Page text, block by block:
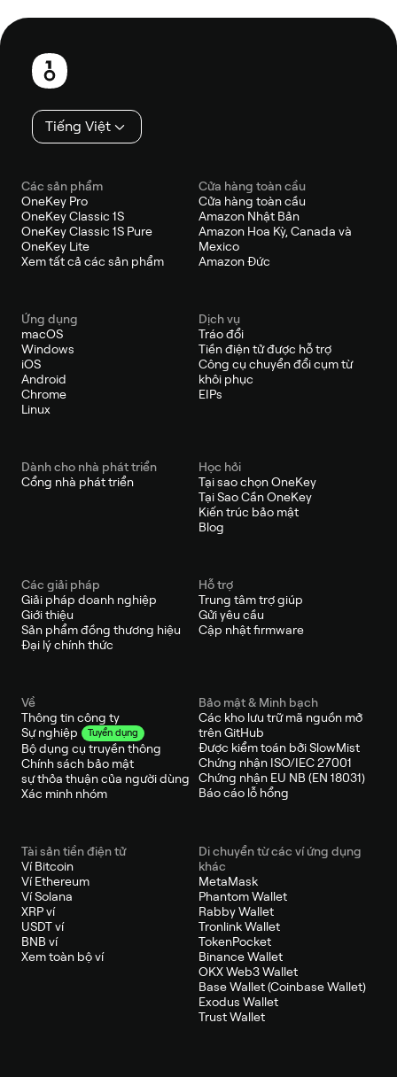
Chân
trang
Tiếng Việt
Các sản phẩm
OneKey Pro
OneKey Classic 1S
OneKey Classic 1S Pure
OneKey Lite
Xem tất cả các sản phẩm
Cửa hàng toàn cầu
Cửa hàng toàn cầu
Amazon Nhật Bản
Amazon Hoa Kỳ, Canada và
Mexico
Amazon Đức
Ứng dụng
macOS
Windows
iOS
Android
Chrome
Linux
Dịch vụ
Tráo đổi
Tiền điện tử được hỗ trợ
Công cụ chuyển đổi cụm từ
khôi phục
EIPs
Dành cho nhà phát triển
Cổng nhà phát triển
Học hỏi
Tại sao chọn OneKey
Tại Sao Cần OneKey
Kiến trúc bảo mật
Blog
Các giải pháp
Giải pháp doanh nghiệp
Giới thiệu
Sản phẩm đồng thương hiệu
Đại lý chính thức
Hỗ trợ
Trung tâm trợ giúp
Gửi yêu cầu
Cập nhật firmware
Về
Thông tin công ty
Sự nghiệp
Tuyển dụng
Bộ dụng cụ truyền thông
Chính sách bảo mật
sự thỏa thuận của người dùng
Xác minh nhóm
Bảo mật & Minh bạch
Các kho lưu trữ mã nguồn mở
trên GitHub
Được kiểm toán bởi SlowMist
Chứng nhận ISO/IEC 27001
Chứng nhận EU NB (EN 18031)
Báo cáo lỗ hổng
Tài sản tiền điện tử
Ví Bitcoin
Ví Ethereum
Ví Solana
XRP ví
USDT ví
BNB ví
Xem toàn bộ ví
Di chuyển từ các ví ứng dụng
khác
MetaMask
Phantom Wallet
Rabby Wallet
Tronlink Wallet
TokenPocket
Binance Wallet
OKX Web3 Wallet
Base Wallet (Coinbase Wallet)
Exodus Wallet
Trust Wallet